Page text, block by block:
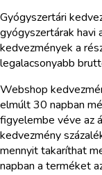
Gyógyszertári
gyógyszertárak havi
kedvezmények a
legalacsonyabb
Webshop
elmúlt 30 napban
figyelembe véve az
kedvezmény
mennyit takaríthat
napban a terméket